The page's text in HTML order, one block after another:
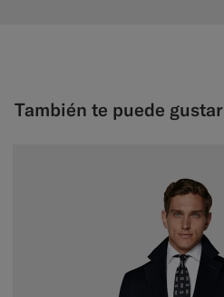
También te puede gustar